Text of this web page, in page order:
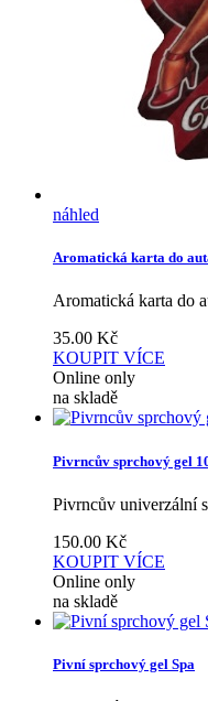
náhled
Aromatická karta do
Aromatická karta do
35.00 Kč
KOUPIT VÍCE
Online only
na skladě
Pivrncův sprchový gel
Pivrncův univerzální
150.00 Kč
KOUPIT VÍCE
Online only
na skladě
Pivní sprchový gel Spa